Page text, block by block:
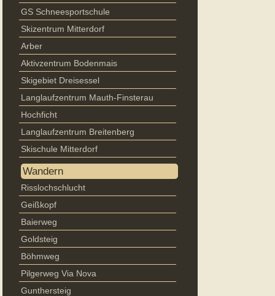
GS Schneesportschule
Skizentrum Mitterdorf
Arber
Aktivzentrum Bodenmais
Skigebiet Dreisessel
Langlaufzentrum Mauth-Finsterau
Hochficht
Langlaufzentrum Breitenberg
Skischule Mitterdorf
Wandern
Risslochschlucht
Geißkopf
Baierweg
Goldsteig
Böhmweg
Pilgerweg Via Nova
Gunthersteig